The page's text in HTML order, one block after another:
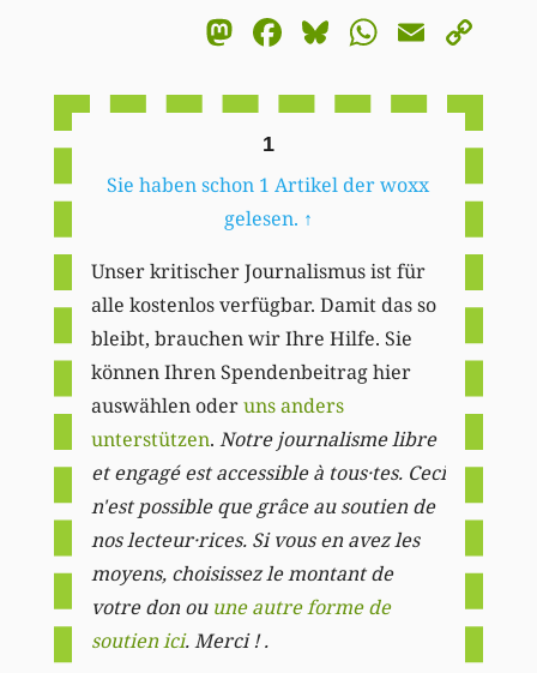
Mastodon
Facebook
BlueskyEmail
1
Sie haben schon 1 Artikel der woxx
gelesen. ↑
Unser kritischer Journalismus ist für
alle kostenlos verfügbar. Damit das so
bleibt, brauchen wir Ihre Hilfe. Sie
können Ihren Spendenbeitrag hier
auswählen oderuns anders
unterstützen. Notre journalisme libre
et engagé est accessible à tous·tes. Ceci
n'est possible que grâce au soutien de
nos lecteur·rices. Si vous en avez les
moyens, choisissez le montant de
votre don ou une autre forme de
soutien ici. Merci ! .